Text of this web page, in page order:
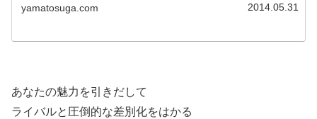
yamatosuga.com 2014.05.31
あなたの魅力を引きだして
ライバルと圧倒的な差別化をはかる